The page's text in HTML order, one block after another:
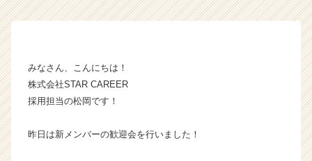
ー・
企
業
カ
みなさん、こんにちは！
株式会社STAR CAREER
採用担当の松岡です！
昨日は新メンバーの歓迎会を行いました！